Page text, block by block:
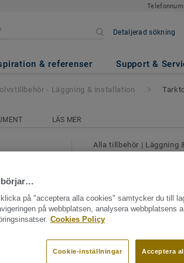
Detaljerad sökning
& referenser Support &
&
g)
- Läggning & installation
LÄS MER
Alla tillbehör | Läggning
professional
För att installera
hittar du både
själv läggaren.
börjar…
på "acceptera alla cookies" samtycker du till
på webbplatsen, analysera webbplatsens
Cookies Policy
Acceptera
Cookie-inställningar